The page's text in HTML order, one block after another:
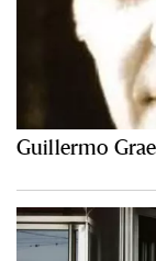
Guillermo